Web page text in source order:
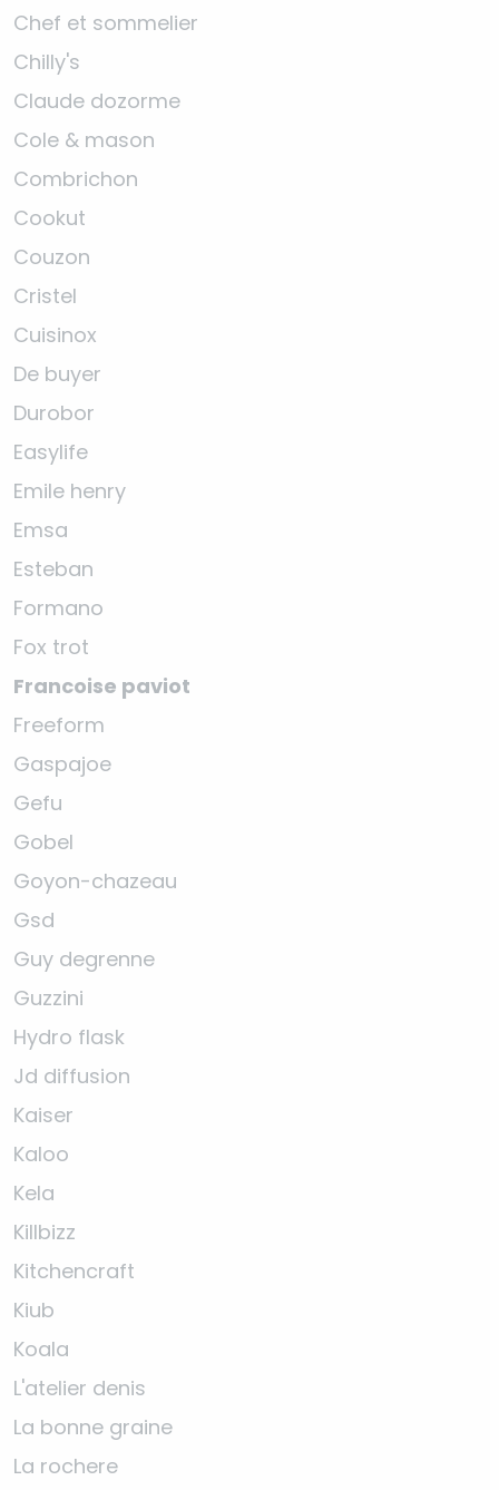
Chef et sommelier
Chilly's
Claude dozorme
Cole & mason
Combrichon
Cookut
Couzon
Cristel
Cuisinox
De buyer
Durobor
Easylife
Emile henry
Emsa
Esteban
Formano
Fox trot
Francoise paviot
Freeform
Gaspajoe
Gefu
Gobel
Goyon-chazeau
Gsd
Guy degrenne
Guzzini
Hydro flask
Jd diffusion
Kaiser
Kaloo
Kela
Killbizz
Kitchencraft
Kiub
Koala
L'atelier denis
La bonne graine
La rochere